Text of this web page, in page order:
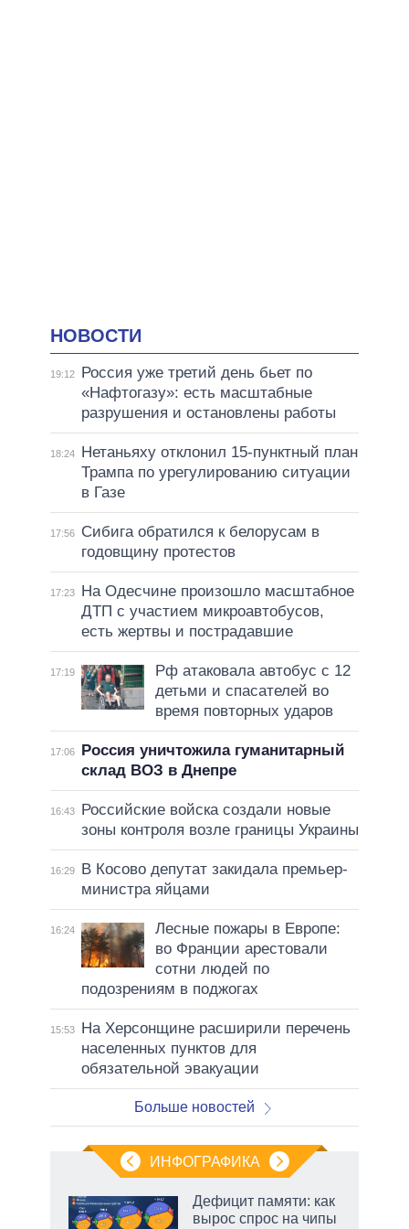
НОВОСТИ
19:12
Россия уже третий день бьет по
«Нафтогазу»: есть масштабные
разрушения и остановлены работы
18:24
Нетаньяху отклонил 15-пунктный план
Трампа по урегулированию ситуации
в Газе
17:56
Сибига обратился к белорусам в
годовщину протестов
17:23
На Одесчине произошло масштабное
ДТП с участием микроавтобусов,
есть жертвы и пострадавшие
17:19
Рф атаковала автобус с 12
детьми и спасателей во
время повторных ударов
17:06
Россия уничтожила гуманитарный
склад ВОЗ в Днепре
16:43
Российские войска создали новые
зоны контроля возле границы Украины
16:29
В Косово депутат закидала премьер-
министра яйцами
16:24
Лесные пожары в Европе:
во Франции арестовали
сотни людей по
подозрениям в поджогах
15:53
На Херсонщине расширили перечень
населенных пунктов для
обязательной эвакуации
Больше новостей
ИНФОГРАФИКА
Дефицит памяти: как
вырос спрос на чипы